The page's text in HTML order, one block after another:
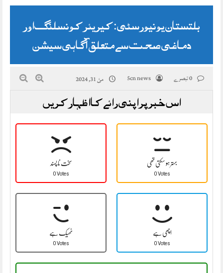
بلتستان یونیورسٹی: کیریئر کونسلنگ اور
دماغی صحت سے متعلق آگاہی سیشن
5cn news مئ 31, 2024
اس خبر پر اپنی رائے کا اظہار کریں
سخت نا پسند
0 Votes
بہتر ہو سکتی تھی
0 Votes
ٹھیک ہے
0 Votes
اچھی ہے
0 Votes